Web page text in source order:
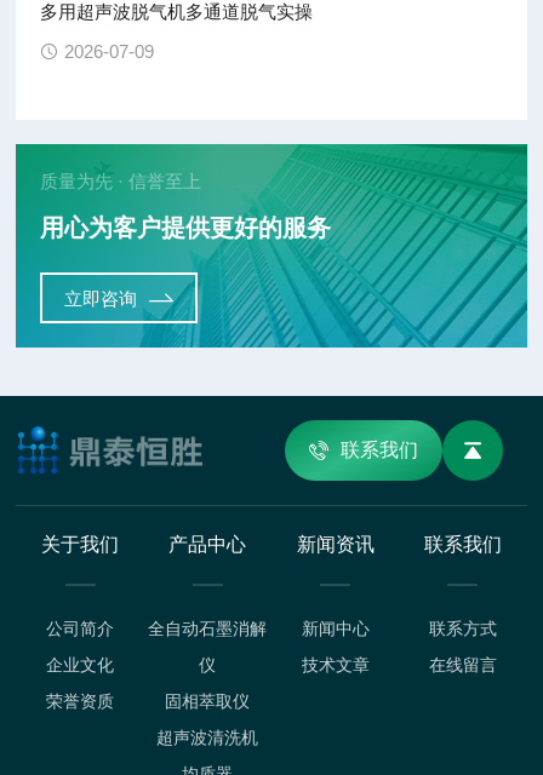
多用超声波脱气机多通道脱气实操
2026-07-09
质量为先 · 信誉至上
用心为客户提供更好的服务
立即咨询
联系我们
关于我们
公司简介
企业文化
荣誉资质
产品中心
全自动石墨消解
仪
固相萃取仪
超声波清洗机
新闻资讯
新闻中心
技术文章
联系我们
联系方式
在线留言